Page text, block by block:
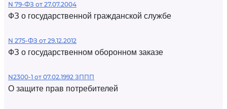
N 79-ФЗ от 27.07.2004
ФЗ о государственной гражданской службе
N 275-ФЗ от 29.12.2012
ФЗ о государственном оборонном заказе
N2300-1 от 07.02.1992 ЗППП
О защите прав потребителей